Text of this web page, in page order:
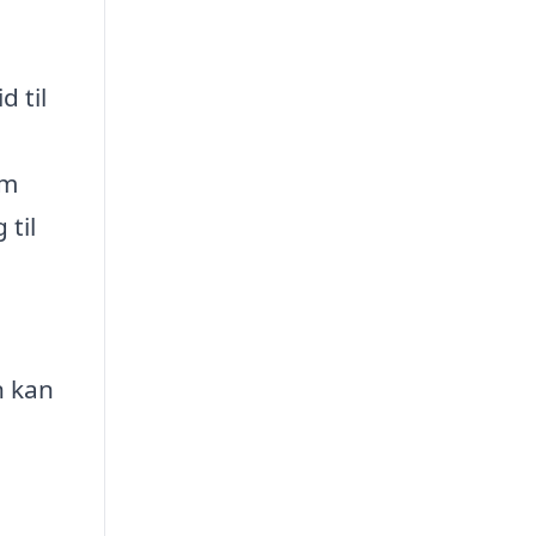
til
til
kan